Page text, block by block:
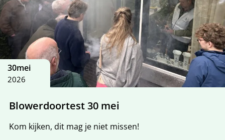
30mei
2026
Blowerdoortest 30 mei
Kom kijken, dit mag je niet missen!